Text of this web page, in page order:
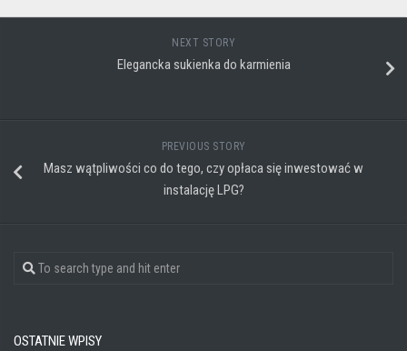
NEXT STORY
Elegancka sukienka do karmienia
PREVIOUS STORY
Masz wątpliwości co do tego, czy opłaca się inwestować w
instalację LPG?
OSTATNIE WPISY